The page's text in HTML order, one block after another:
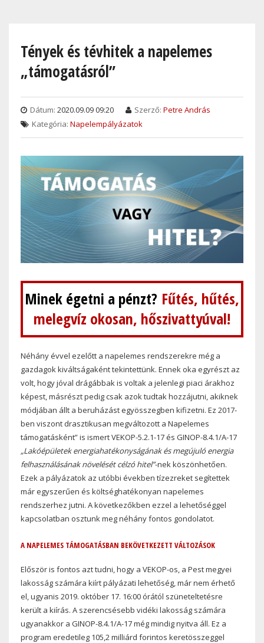
contentTények és tévhitek a napelemes
„támogatásról”
Dátum: 2020.09.09 09:20 Szerző: Petre András
Kategória: Napelempályázatok
Minek égetni a pénzt? Fűtés, hűtés,
melegvíz okosan, hőszivattyúval!
Néhány évvel ezelőtt a napelemes rendszerekre még a
gazdagok kiváltságaként tekintettünk. Ennek oka egyrészt az
volt, hogy jóval drágábbak is voltak a jelenlegi piaci árakhoz
képest, másrészt pedig csak azok tudtak hozzájutni, akiknek
módjában állt a beruházást egyösszegben kifizetni. Ez 2017-
ben viszont drasztikusan megváltozott a Napelemes
támogatásként” is ismert VEKOP-5.2.1-17 és GINOP-8.4.1/A-17
„Lakóépületek energiahatékonyságának és megújuló energia
felhasználásának növelését célzó hitel”-nek köszönhetően.
Ezek a pályázatok az utóbbi években tízezreket segítettek
már egyszerűen és költséghatékonyan napelemes
rendszerhez jutni. A következőkben ezzel a lehetőséggel
kapcsolatban osztunk meg néhány fontos gondolatot.
A NAPELEMES TÁMOGATÁSBAN BEKÖVETKEZETT VÁLTOZÁSOK
Először is fontos azt tudni, hogy a VEKOP-os, a Pest megyei
lakosság számára kiírt pályázati lehetőség, már nem érhető
el, ugyanis 2019. október 17. 16:00 órától szüneteltetésre
került a kiírás. A szerencsésebb vidéki lakosság számára
ugyanakkor a GINOP-8.4.1/A-17 még mindig nyitva áll. Ez a
program eredetileg 105,2 milliárd forintos keretösszeggel